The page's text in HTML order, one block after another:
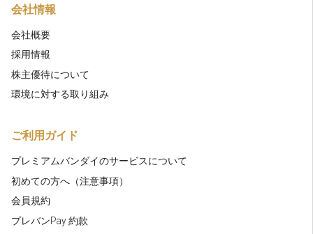
会社情報
会社概要
採用情報
株主優待について
環境に対する取り組み
ご利用ガイド
プレミアムバンダイのサービスについて
初めての方へ（注意事項）
会員規約
プレバンPay 約款